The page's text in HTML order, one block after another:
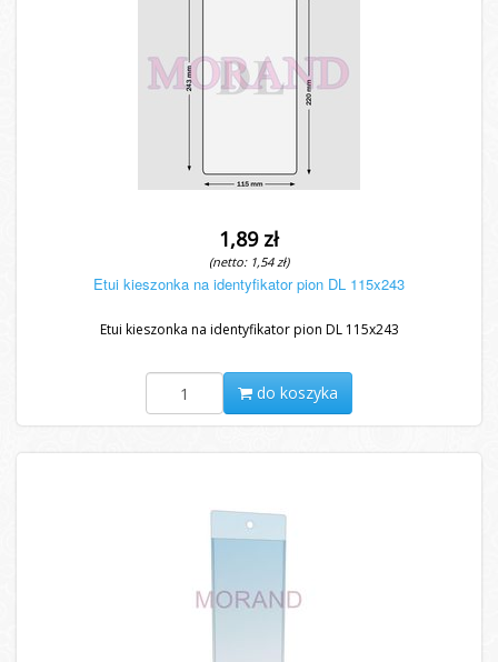
1,89 zł
(netto: 1,54 zł)
Etui kieszonka na identyfikator pion DL 115x243
Etui kieszonka na identyfikator pion DL 115x243
do koszyka